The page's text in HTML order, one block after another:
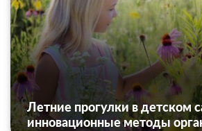
Летние прогулки в детском
инновационные методы